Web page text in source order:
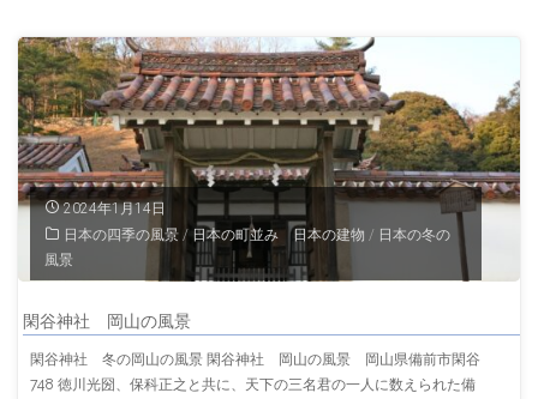
「松
江
城」
島
根
風
景"
2024年1月14日
日本の四季の風景 / 日本の町並み 日本の建物 / 日本の冬の
風景
閑谷神社 岡山の風景
閑谷神社 冬の岡山の風景 閑谷神社 岡山の風景 岡山県備前市閑谷
748 徳川光圀、保科正之と共に、天下の三名君の一人に数えられた備